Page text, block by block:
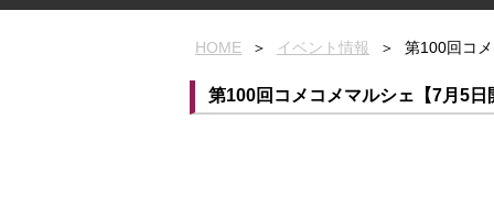
HOME
＞ イベント情報 ＞ 第100回コ
第100回コメコメマルシェ【7月5日